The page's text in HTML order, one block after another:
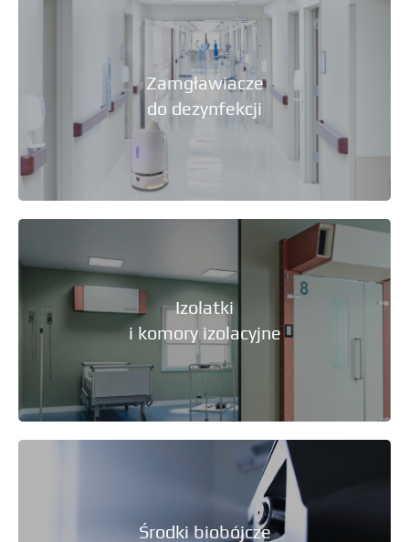
Zamgławiacze
do dezynfekcji
Izolatki
i komory izolacyjne
Środki biobójcze